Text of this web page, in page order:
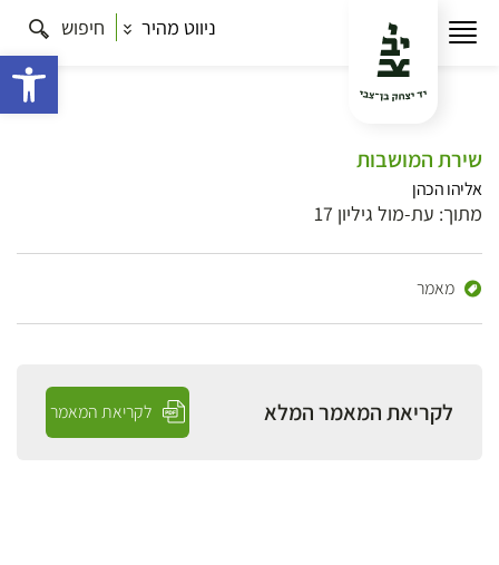
ניווט מהיר חיפוש
שירת המושבות
אליהו הכהן
מתוך: עת-מול גיליון 17
מאמר
לקריאת המאמר המלא לקריאת המאמר